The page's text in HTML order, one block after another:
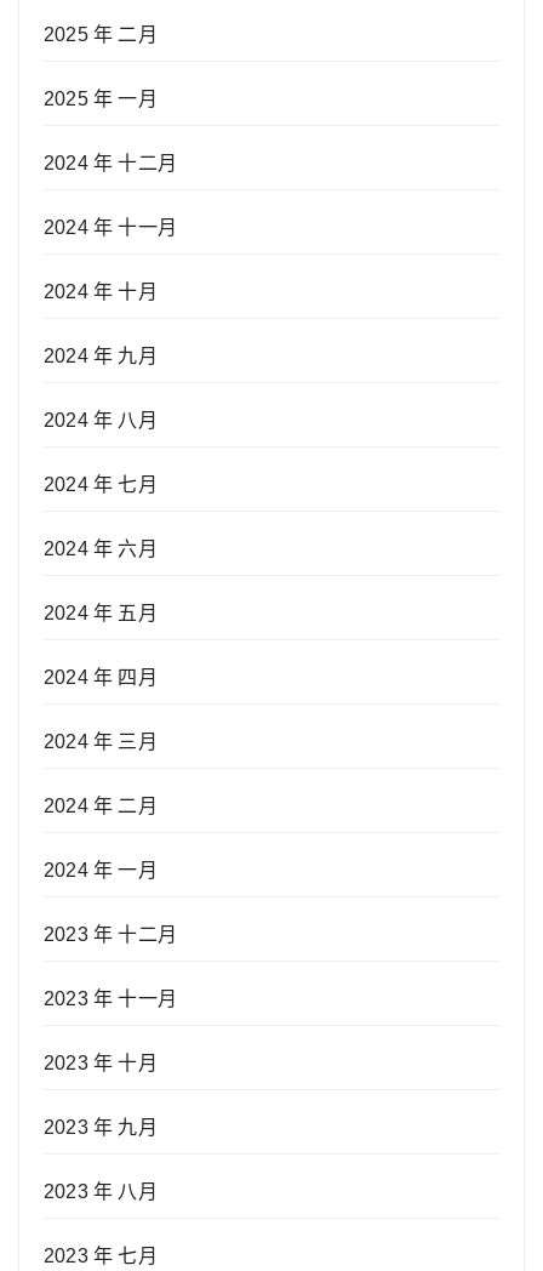
2025 年 二月
2025 年 一月
2024 年 十二月
2024 年 十一月
2024 年 十月
2024 年 九月
2024 年 八月
2024 年 七月
2024 年 六月
2024 年 五月
2024 年 四月
2024 年 三月
2024 年 二月
2024 年 一月
2023 年 十二月
2023 年 十一月
2023 年 十月
2023 年 九月
2023 年 八月
2023 年 七月